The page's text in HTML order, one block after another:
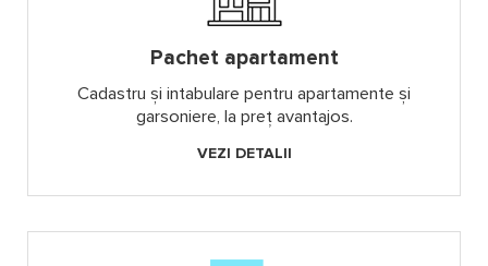
Pachet apartament
Cadastru și intabulare pentru apartamente și
garsoniere, la preț avantajos.
VEZI DETALII